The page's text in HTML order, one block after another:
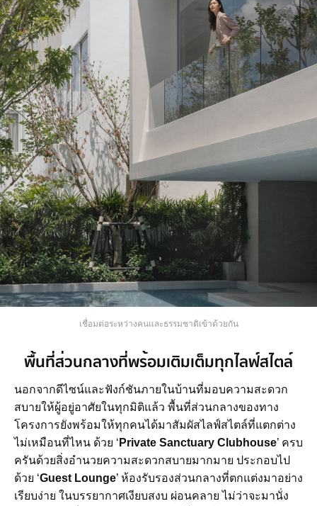
เชื่อมต่อระหว่างคนและธรรมชาติเข้าด้วยกัน
พื้นที่ส่วนกลางที่พร้อมเติมเต็มทุกไลฟ์สไตล์
นอกจากดีไซน์และฟังก์ชันภายในบ้านที่มอบความสะดวก
สบายให้ผู้อยู่อาศัยในทุกมิติแล้ว พื้นที่ส่วนกลางของทาง
โครงการยังพร้อมให้ทุกคนได้มาสัมผัสไลฟ์สไตล์ที่แตกต่าง
ไม่เหมือนที่ไหน ด้วย ‘ Private Sanctuary Clubhouse’ ครบ
ครันด้วยสิ่งอำนวยความสะดวกสบายมากมาย ประกอบไป
ด้วย ‘Guest Lounge’ ห้องรับรองส่วนกลางที่ตกแต่งมาอย่าง
เรียบง่าย ในบรรยากาศเงียบสงบ ผ่อนคลาย ไม่ว่าจะมานั่ง